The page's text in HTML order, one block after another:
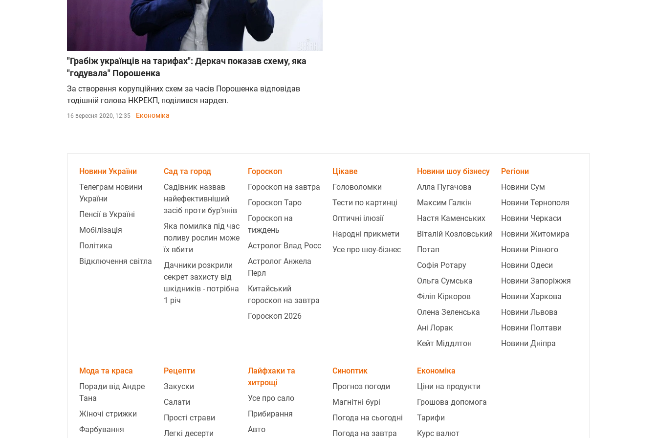
"Грабіж українців на тарифах": Деркач показав схему, яка
"годувала" Порошенка
За створення корупційних схем за часів Порошенка відповідав
тодішній голова НКРЕКП, поділився нардеп.
16 вересня 2020, 12:35 Економіка
Новини України
Телеграм новини
України
Пенсії в Україні
Мобілізація
Політика
Відключення світла
Сад та город
Садівник назвав
найефективніший
засіб проти бур'янів
Яка помилка під час
поливу рослин може
їх вбити
Дачники розкрили
секрет захисту від
шкідників - потрібна
1 річ
Гороскоп
Гороскоп на завтра
Гороскоп Таро
Гороскоп на
тиждень
Астролог Влад Росс
Астролог Анжела
Перл
Китайський
гороскоп на завтра
Гороскоп 2026
Цікаве
Головоломки
Тести по картинці
Оптичні ілюзії
Народні прикмети
Усе про шоу-бізнес
Новини шоу бізнесу
Алла Пугачова
Максим Галкін
Настя Каменських
Віталій Козловський
Потап
Софія Ротару
Ольга Сумська
Філіп Кіркоров
Олена Зеленська
Ані Лорак
Кейт Міддлтон
Регіони
Новини Сум
Новини Тернополя
Новини Черкаси
Новини Житомира
Новини Рівного
Новини Одеси
Новини Запоріжжя
Новини Харкова
Новини Львова
Новини Полтави
Новини Дніпра
Мода та краса
Поради від Андре
Тана
Жіночі стрижки
Фарбування
Рецепти
Закуски
Салати
Прості страви
Легкі десерти
Лайфхаки та
хитрощі
Усе про сало
Прибирання
Авто
Синоптик
Прогноз погоди
Магнітні бурі
Погода на сьогодні
Погода на завтра
Економіка
Ціни на продукти
Грошова допомога
Тарифи
Курс валют